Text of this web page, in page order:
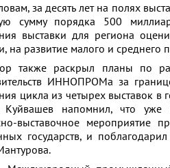
за десять лет на полях
сумму порядка 500
выставки для региона
на развитие малого и среднего
также раскрыл планы по
ИННОПРОМа за
цикла из четырех выставок в
Куйвашев напомнил, что уже
выставочное мероприятие
государств, и